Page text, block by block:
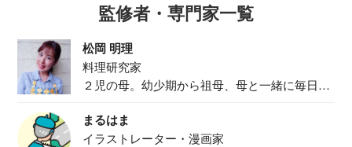
監修者・専門家一覧
松岡 明理
料理研究家
２児の母。幼少期から祖母、母と一緒に毎日の
まるはま
イラストレーター・漫画家